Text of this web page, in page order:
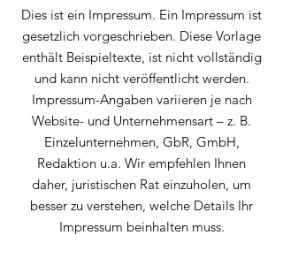
Dies ist ein Impressum. Ein Impressum ist
gesetzlich vorgeschrieben. Diese Vorlage
enthält Beispieltexte, ist nicht vollständig
und kann nicht veröffentlicht werden.
Impressum-Angaben variieren je nach
Website- und Unternehmensart – z. B.
Einzelunternehmen, GbR, GmbH,
Redaktion u.a. Wir empfehlen Ihnen
daher, juristischen Rat einzuholen, um
besser zu verstehen, welche Details Ihr
Impressum beinhalten muss.